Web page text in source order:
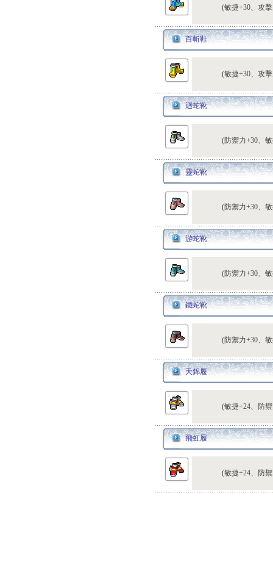
(敏捷+30、攻
百斬鞋
(敏捷+30、攻
迴蛇靴
(防禦力+30、
靈蛇靴
(防禦力+30、
游蛇靴
(防禦力+30、
鐵蛇靴
(防禦力+30、
天錦履
(敏捷+24、防
飛虹履
(敏捷+24、防